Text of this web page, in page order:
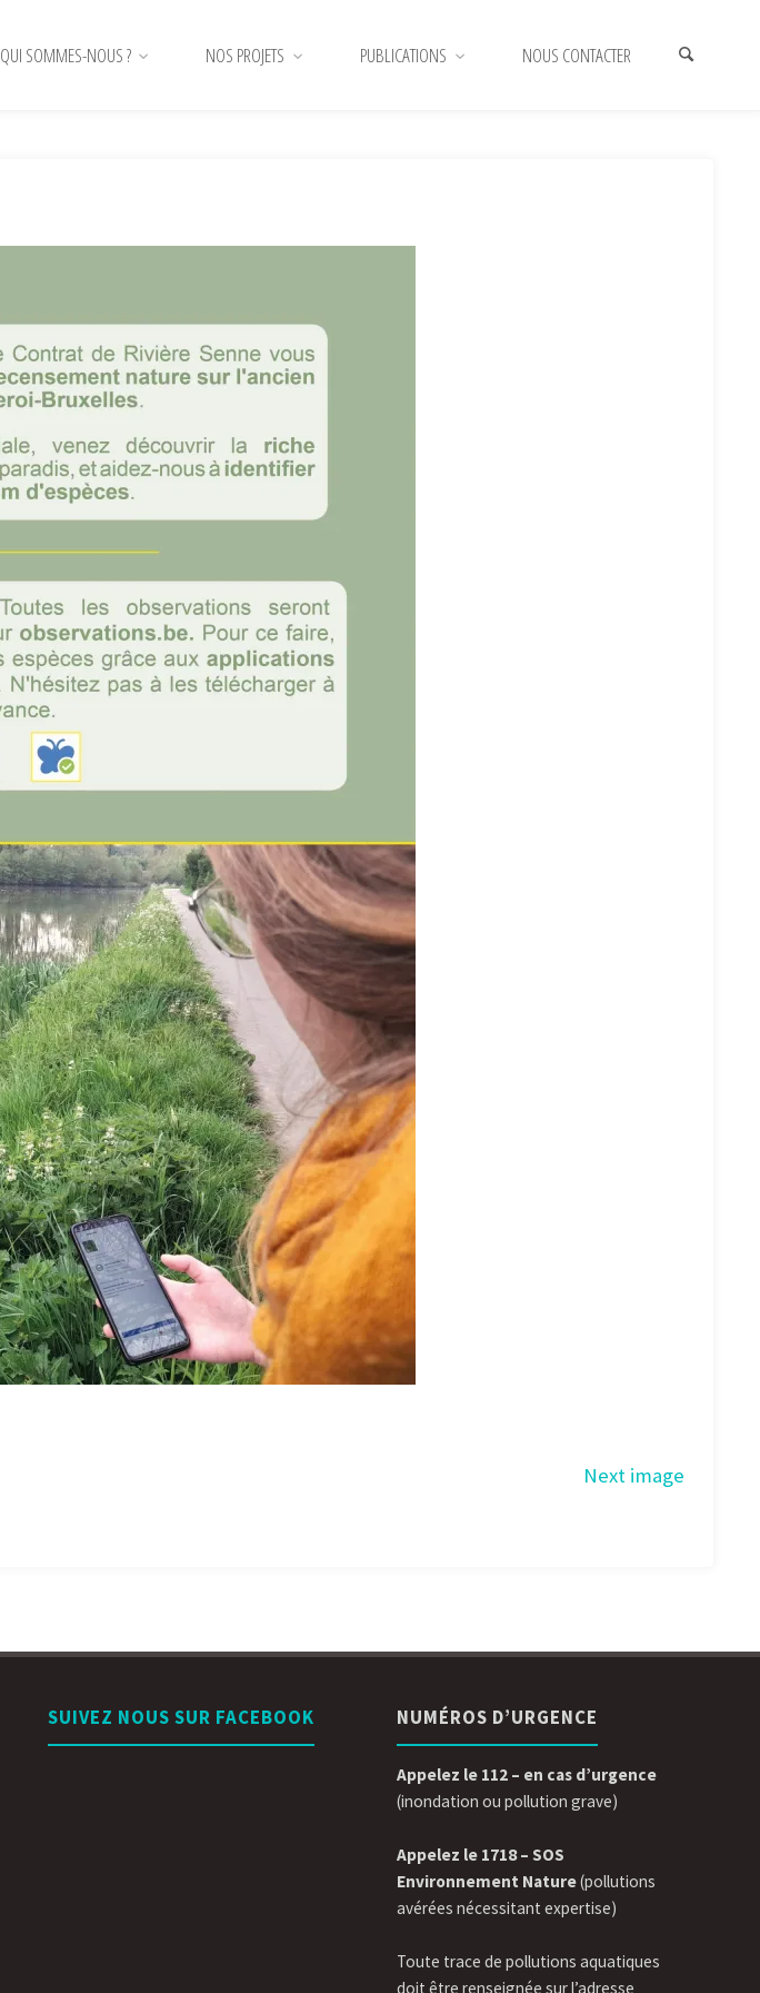
QUI SOMMES-NOUS ? NOS PROJETS PUBLICATIONS NOUS CONTACTER
Next image
SUIVEZ NOUS SUR FACEBOOK NUMÉROS D’URGENCE
Appelez le 112 – en cas d’urgence
(inondation ou pollution grave)
Appelez le 1718 – SOS
Environnement Nature(pollutions
avérées nécessitant expertise)
Toute trace de pollutions aquatiques
doit être renseignée sur l’adresse